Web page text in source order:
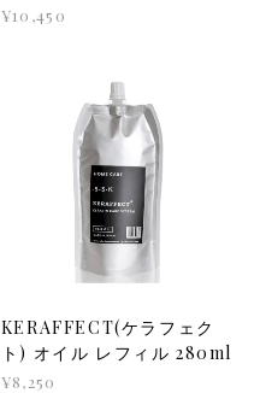
¥10,450
KERAFFECT(ケラフェク
ト) オイル レフィル 280ml
¥8,250